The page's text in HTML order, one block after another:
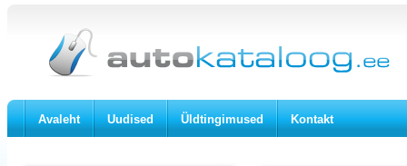
Avaleht Uudised Üldtingimused Kontakt